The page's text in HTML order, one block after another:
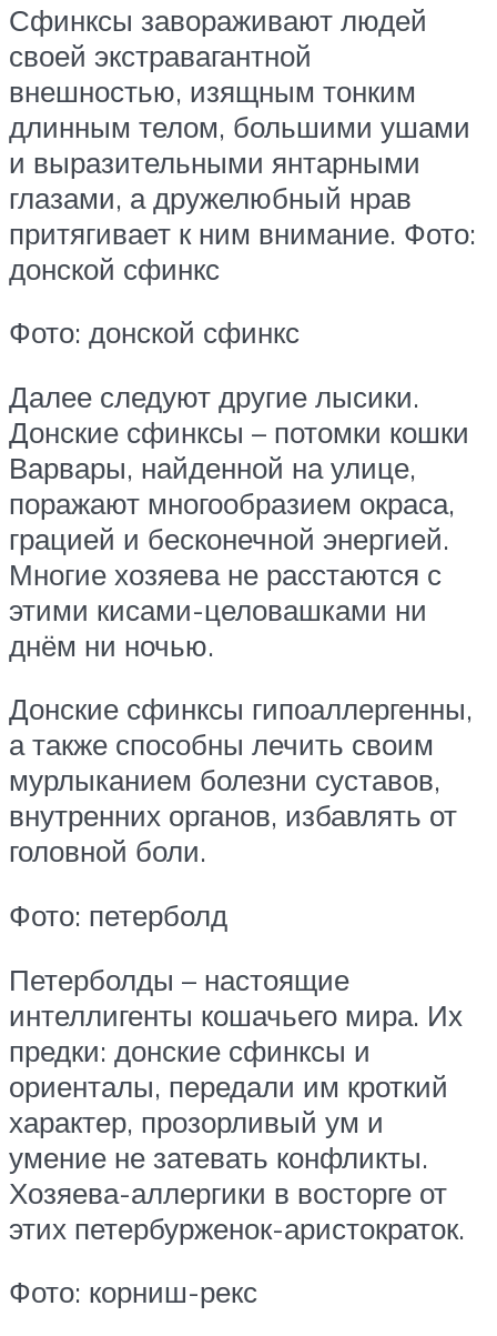
Сфинксы завораживают людей
своей экстравагантной
внешностью, изящным тонким
длинным телом, большими ушами
и выразительными янтарными
глазами, а дружелюбный нрав
притягивает к ним внимание. Фото:
донской сфинкс
Фото: донской сфинкс
Далее следуют другие лысики.
Донские сфинксы – потомки кошки
Варвары, найденной на улице,
поражают многообразием окраса,
грацией и бесконечной энергией.
Многие хозяева не расстаются с
этими кисами-целовашками ни
днём ни ночью.
Донские сфинксы гипоаллергенны,
а также способны лечить своим
мурлыканием болезни суставов,
внутренних органов, избавлять от
головной боли.
Фото: петерболд
Петерболды – настоящие
интеллигенты кошачьего мира. Их
предки: донские сфинксы и
ориенталы, передали им кроткий
характер, прозорливый ум и
умение не затевать конфликты.
Хозяева-аллергики в восторге от
этих петербурженок-аристократок.
Фото: корниш-рекс